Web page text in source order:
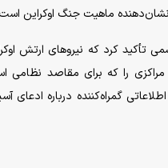
نشان‌دهنده ماهیت جنگ اوکراین
تأکید کرد که نیرو‌های ارتش
را که برای مقاصد نظامی
گمراه‌کننده درباره ادعای